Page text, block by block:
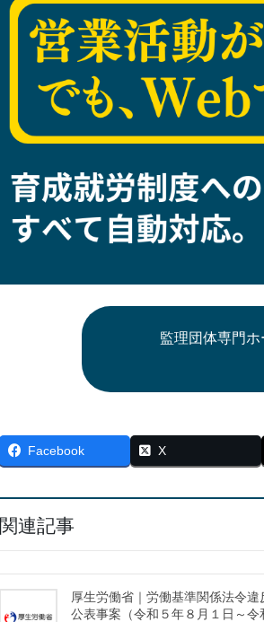
監理団体専門
Facebook X
関連記事
厚生労働省｜労働基準関係法令違
公表事案（令和５年８月１日～令